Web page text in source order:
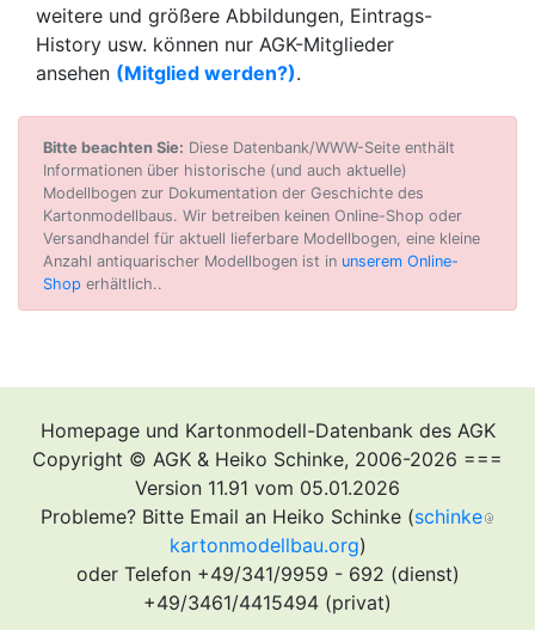
weitere und größere Abbildungen, Eintrags-
History usw. können nur AGK-Mitglieder
ansehen (Mitglied werden?).
Bitte beachten Sie: Diese Datenbank/WWW-Seite enthält
Informationen über historische (und auch aktuelle)
Modellbogen zur Dokumentation der Geschichte des
Kartonmodellbaus. Wir betreiben keinen Online-Shop oder
Versandhandel für aktuell lieferbare Modellbogen, eine kleine
Anzahl antiquarischer Modellbogen ist in unserem Online-
Shop erhältlich..
Homepage und Kartonmodell-Datenbank des AGK
Copyright © AGK & Heiko Schinke, 2006-2026 ===
Version 11.91 vom 05.01.2026
Probleme? Bitte Email an Heiko Schinke (schinke
kartonmodellbau.org)
oder Telefon +49/341/9959 - 692 (dienst)
+49/3461/4415494 (privat)